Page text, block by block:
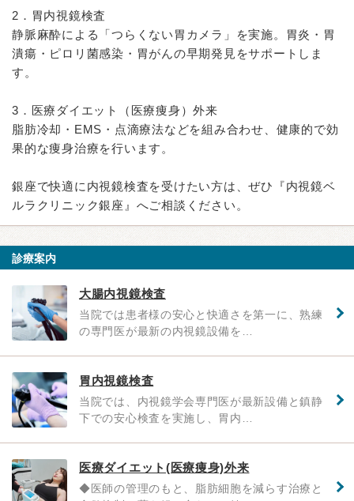
2．胃内視鏡検査
静脈麻酔による「つらくない胃カメラ」を実施。胃炎・胃
潰瘍・ピロリ菌感染・胃がんの早期発見をサポートしま
す。
3．医療ダイエット（医療痩身）外来
脂肪冷却・EMS・点滴療法などを組み合わせ、健康的で効
果的な痩身治療を行います。
銀座で快適に内視鏡検査を受けたい方は、ぜひ『内視鏡ベ
ルラクリニック銀座』へご相談ください。
診療案内
大腸内視鏡検査
当院では患者様の安心と快適さを第一に、熟練
の専門医が最新の内視鏡設備を…
胃内視鏡検査
当院では、内視鏡学会専門医が最新設備と鎮静
下での安心検査を実施し、胃内…
医療ダイエット(医療痩身)外来
◆医師の管理のもと、脂肪細胞を減らす治療と